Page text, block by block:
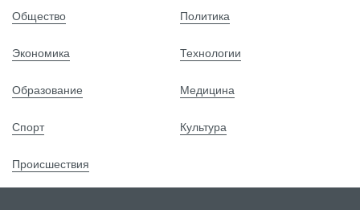
Общество Политика
Экономика Технологии
Образование Медицина
Спорт Культура
Происшествия